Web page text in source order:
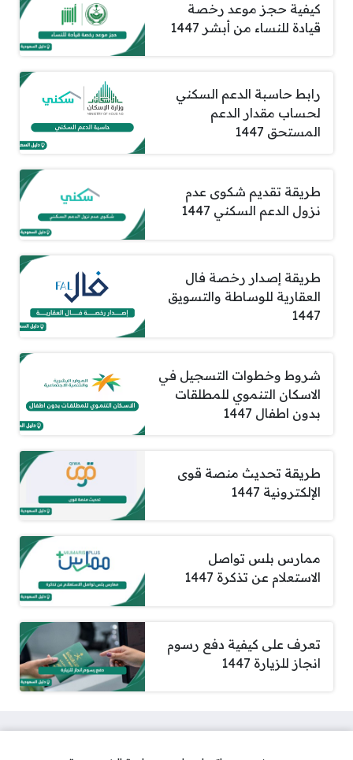
كيفية حجز موعد رخصة
قيادة للنساء من أبشر 1447
رابط حاسبة الدعم السكني
لحساب مقدار الدعم
المستحق 1447
طريقة تقديم شكوى عدم
نزول الدعم السكني 1447
طريقة إصدار رخصة فال
العقارية للوساطة والتسويق
1447
شروط وخطوات التسجيل في
الاسكان التنموي للمطلقات
بدون اطفال 1447
طريقة تحديث منصة قوى
الإلكترونية 1447
ممارس بلس تواصل
الاستعلام عن تذكرة 1447
تعرف على كيفية دفع رسوم
انجاز للزيارة 1447